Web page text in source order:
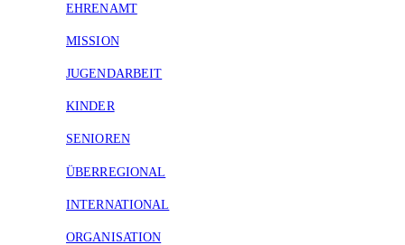
EHRENAMT
MISSION
JUGENDARBEIT
KINDER
SENIOREN
ÜBERREGIONAL
INTERNATIONAL
ORGANISATION